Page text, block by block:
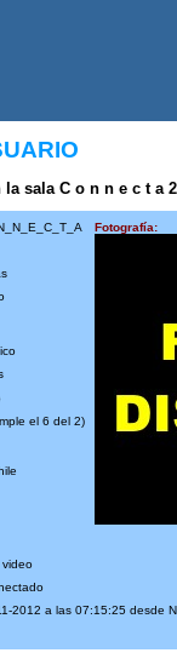
sala C o n n e c t a
Fotografía:
el 6 del 2)
2012 a las 07:15:25 desde